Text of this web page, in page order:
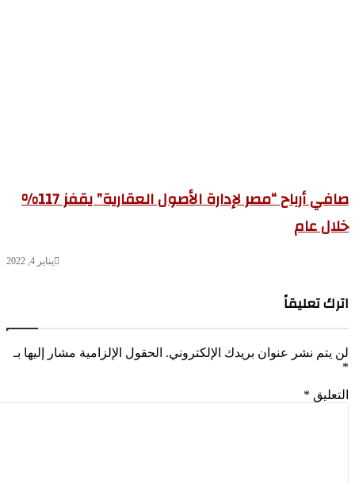
صافي أرباح “مصر ‏لإدارة الأصول العقارية” يقفز 117%
عام
يناير 4, 2022
تعليقاً
يتم نشر عنوان بريدك الإلكتروني. الحقول الإلزامية مشار إليها بـ
*